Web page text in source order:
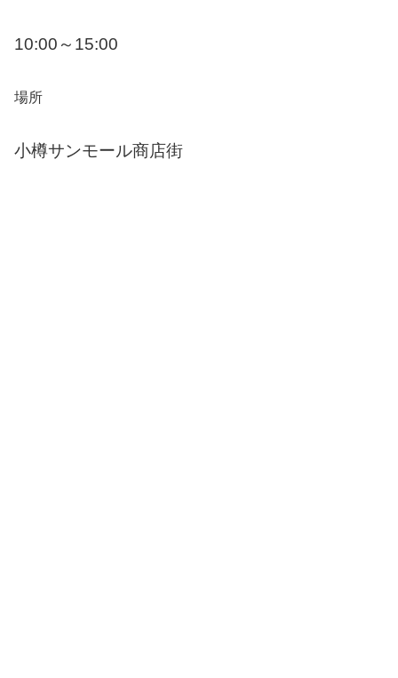
10:00～15:00
場所
小樽サンモール商店街